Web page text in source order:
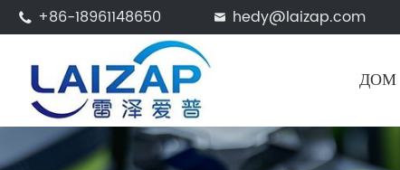
 +86-18961148650  hedy@laizap.com
ДОМ